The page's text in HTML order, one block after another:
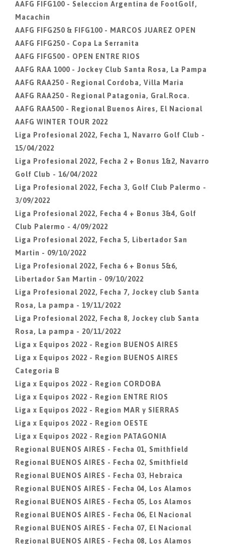
AAFG FIFG100 - Seleccion Argentina de FootGolf,
Macachin
AAFG FIFG250 & FIFG100 - MARCOS JUAREZ OPEN
AAFG FIFG250 - Copa La Serranita
AAFG FIFG500 - OPEN ENTRE RIOS
AAFG RAA 1000 - Jockey Club Santa Rosa, La Pampa
AAFG RAA250 - Regional Cordoba, Villa Maria
AAFG RAA250 - Regional Patagonia, Gral.Roca.
AAFG RAA500 - Regional Buenos Aires, El Nacional
AAFG WINTER TOUR 2022
Liga Profesional 2022, Fecha 1, Navarro Golf Club -
15/04/2022
Liga Profesional 2022, Fecha 2 + Bonus 1&2, Navarro
Golf Club - 16/04/2022
Liga Profesional 2022, Fecha 3, Golf Club Palermo -
3/09/2022
Liga Profesional 2022, Fecha 4 + Bonus 3&4, Golf
Club Palermo - 4/09/2022
Liga Profesional 2022, Fecha 5, Libertador San
Martin - 09/10/2022
Liga Profesional 2022, Fecha 6 + Bonus 5&6,
Libertador San Martin - 09/10/2022
Liga Profesional 2022, Fecha 7, Jockey club Santa
Rosa, La pampa - 19/11/2022
Liga Profesional 2022, Fecha 8, Jockey club Santa
Rosa, La pampa - 20/11/2022
Liga x Equipos 2022 - Region BUENOS AIRES
Liga x Equipos 2022 - Region BUENOS AIRES
Categoria B
Liga x Equipos 2022 - Region CORDOBA
Liga x Equipos 2022 - Region ENTRE RIOS
Liga x Equipos 2022 - Region MAR y SIERRAS
Liga x Equipos 2022 - Region OESTE
Liga x Equipos 2022 - Region PATAGONIA
Regional BUENOS AIRES - Fecha 01, Smithfield
Regional BUENOS AIRES - Fecha 02, Smithfield
Regional BUENOS AIRES - Fecha 03, Hebraica
Regional BUENOS AIRES - Fecha 04, Los Alamos
Regional BUENOS AIRES - Fecha 05, Los Alamos
Regional BUENOS AIRES - Fecha 06, El Nacional
Regional BUENOS AIRES - Fecha 07, El Nacional
Regional BUENOS AIRES - Fecha 08, Los Alamos